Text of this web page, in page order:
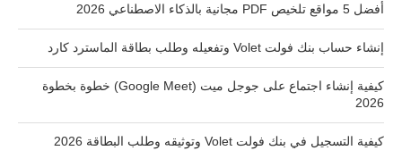
أفضل 5 مواقع تلخيص PDF مجانية بالذكاء الاصطناعي 2026
إنشاء حساب بنك فولت Volet وتفعيله وطلب بطاقة الماسترد كارد
كيفية إنشاء اجتماع على جوجل ميت (Google Meet) خطوة بخطوة
2026
كيفية التسجيل في بنك فولت Volet وتوثيقه وطلب البطاقة 2026